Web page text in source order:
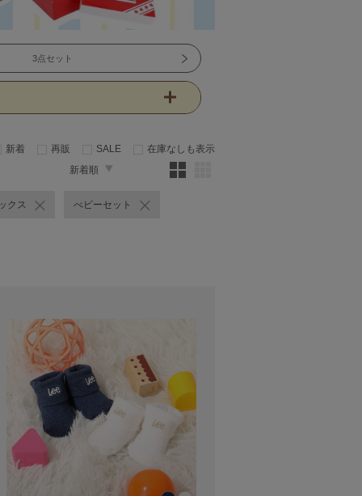
3点セット
新着 再販 SALE
在庫なしも表示
新着順
クス べビーセット